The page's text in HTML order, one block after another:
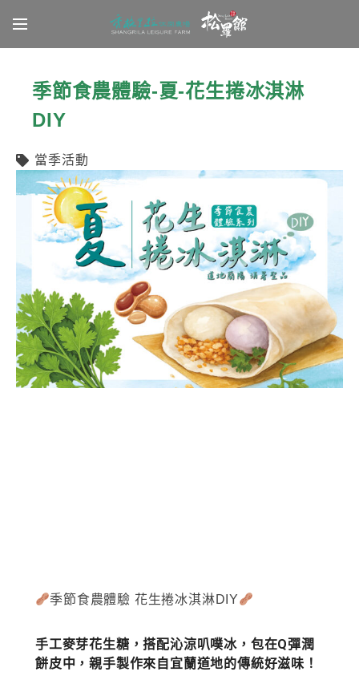
Latest News
季節食農體驗-夏-花生捲冰淇淋
DIY
當季活動
季節食農體驗 花生捲冰淇淋DIY
手工麥芽花生糖，搭配沁涼叭噗冰，包在Q彈潤
餅皮中，親手製作來自宜蘭道地的傳統好滋味！